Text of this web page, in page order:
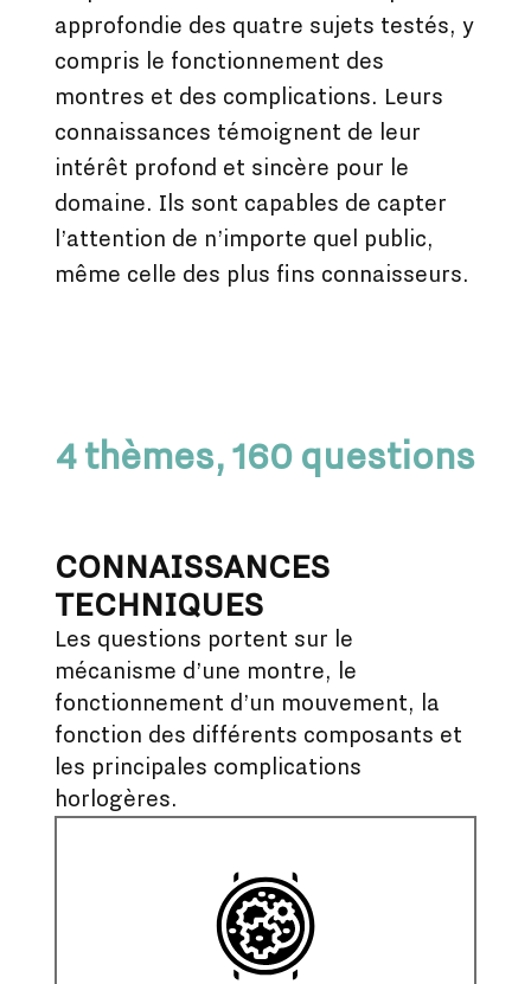
approfondie des quatre sujets testés, y
compris le fonctionnement des
montres et des complications. Leurs
connaissances témoignent de leur
intérêt profond et sincère pour le
domaine. Ils sont capables de capter
l’attention de n’importe quel public,
même celle des plus fins connaisseurs.
4 thèmes, 160 questions
CONNAISSANCES
TECHNIQUES
Les questions portent sur le
mécanisme d’une montre, le
fonctionnement d’un mouvement, la
fonction des différents composants et
les principales complications
horlogères.